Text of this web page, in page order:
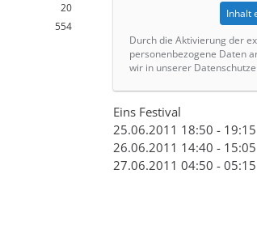
20
554
Inhalt
Durch die Aktivierung der
personenbezogene Daten
wir in unserer
Eins Festival
25.06.2011 18:50 - 19:15
26.06.2011 14:40 - 15:05
27.06.2011 04:50 - 05:15